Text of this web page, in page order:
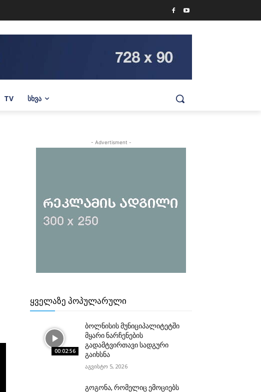
TV ᲡᲮᲕᲐ
- Advertisment -
ᲧᲕᲔᲚᲐᲖᲔ ᲞᲝᲞᲣᲚᲐᲠᲣᲚᲘ
00:02:56
ბოლნისის მუნიციპალიტეტში
მყარი ნარჩენების
გადამტვირთავი სადგური
გაიხსნა
აგვისტო 5, 2026
გოგონა, რომელიც ემოციებს